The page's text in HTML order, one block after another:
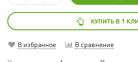
КУПИТЬ В 1
В избранное В сравнение